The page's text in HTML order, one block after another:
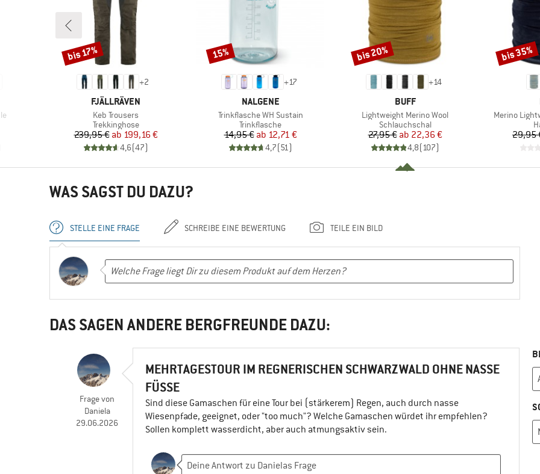
+2
MARKE
FJÄLLRÄVEN
Artikel
Keb Trousers
Produktgruppe
Trekkinghose
Preis
239,95 € reduzierter Preis
ab 199,16 €
4,6(47)
Rabatt
bis 17%
+17
MARKE
NALGENE
Artikel
Trinkflasche WH Sustain
Produktgruppe
Trinkflasche
Preis
14,95 € reduzierter Preis
ab 12,71 €
4,7(51)
Rabatt
15%
+14
MARKE
BUFF
Artikel
Lightweight Merino Wool
Produktgruppe
Schlauchschal
Preis
27,95 € reduzierter Preis
ab 22,36 €
4,8(107)
Rabatt
bis 20%
Artikel
Merino
29,95
Rabatt
bis 35%
WAS SAGST DU DAZU?
STELLE EINE FRAGE SCHREIBE EINE BEWERTUNG TEILE EIN BILD
DAS SAGEN ANDERE BERGFREUNDE DAZU:
Fragevon
Daniela
29.06.2026
MEHRTAGESTOUR IM REGNERISCHEN SCHWARZWALD OHNE NASSE
FÜSSE
Sind diese Gamaschen für eine Tour bei (stärkerem) Regen, auch durch nasse
Wiesenpfade, geeignet, oder "too much"? Welche Gamaschen würdet ihr empfehlen?
Sollen komplett wasserdicht, aber auch atmungsaktiv sein.